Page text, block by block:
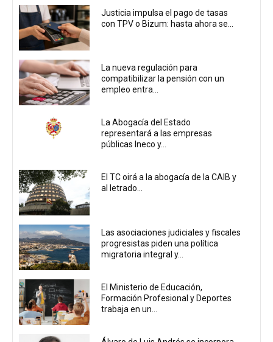
Justicia impulsa el pago de tasas
con TPV o Bizum: hasta ahora se...
La nueva regulación para
compatibilizar la pensión con un
empleo entra...
La Abogacía del Estado
representará a las empresas
públicas Ineco y...
El TC oirá a la abogacía de la CAIB y
al letrado...
Las asociaciones judiciales y fiscales
progresistas piden una política
migratoria integral y...
El Ministerio de Educación,
Formación Profesional y Deportes
trabaja en un...